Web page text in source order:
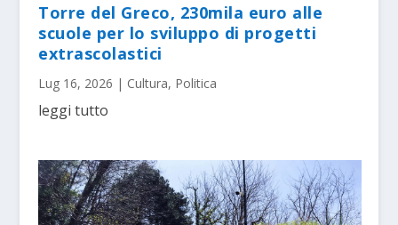
Torre del Greco, 230mila euro alle
scuole per lo sviluppo di progetti
extrascolastici
Lug 16, 2026 | Cultura, Politica
leggi tutto